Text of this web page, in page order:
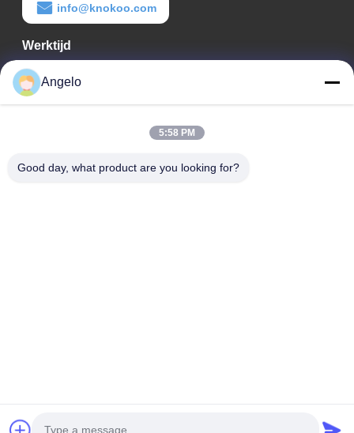
info@knokoo.com
Werktijd
08:00-18:00
Ons adres
Street, Longhua District, Shenzhen City, provincie Guangdong
Privacybeleid
Angelo
5:58 PM
Good day, what product are you looking for?